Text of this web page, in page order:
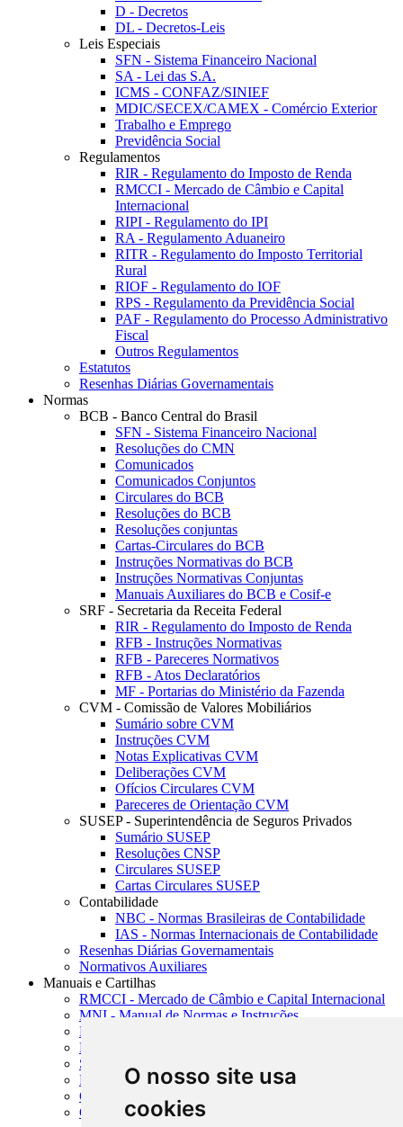
O nosso site usa
cookies
D - Decretos
DL - Decretos-Leis
Leis Especiais
SFN - Sistema Financeiro Nacional
SA - Lei das S.A.
ICMS - CONFAZ/SINIEF
MDIC/SECEX/CAMEX - Comércio Exterior
Trabalho e Emprego
Previdência Social
Regulamentos
RIR - Regulamento do Imposto de Renda
RMCCI - Mercado de Câmbio e Capital
Internacional
RIPI - Regulamento do IPI
RA - Regulamento Aduaneiro
RITR - Regulamento do Imposto Territorial
Rural
RIOF - Regulamento do IOF
RPS - Regulamento da Previdência Social
PAF - Regulamento do Processo Administrativo
Fiscal
Outros Regulamentos
Estatutos
Resenhas Diárias Governamentais
Normas
BCB - Banco Central do Brasil
SFN - Sistema Financeiro Nacional
Resoluções do CMN
Comunicados
Comunicados Conjuntos
Circulares do BCB
Resoluções do BCB
Resoluções conjuntas
Cartas-Circulares do BCB
Instruções Normativas do BCB
Instruções Normativas Conjuntas
Manuais Auxiliares do BCB e Cosif-e
SRF - Secretaria da Receita Federal
RIR - Regulamento do Imposto de Renda
RFB - Instruções Normativas
RFB - Pareceres Normativos
RFB - Atos Declaratórios
MF - Portarias do Ministério da Fazenda
CVM - Comissão de Valores Mobiliários
Sumário sobre CVM
Instruções CVM
Notas Explicativas CVM
Deliberações CVM
Ofícios Circulares CVM
Pareceres de Orientação CVM
SUSEP - Superintendência de Seguros Privados
Sumário SUSEP
Resoluções CNSP
Circulares SUSEP
Cartas Circulares SUSEP
Contabilidade
NBC - Normas Brasileiras de Contabilidade
IAS - Normas Internacionais de Contabilidade
Resenhas Diárias Governamentais
Normativos Auxiliares
Manuais e Cartilhas
RMCCI - Mercado de Câmbio e Capital Internacional
MNI - Manual de Normas e Instruções
MTVM - Manual de Títulos e Valores Mobiliários
MCR - Manual de Crédito Rural
SISORF - Manual de Organização do SFN
MASUP - Manual de Supervisão Bancária
CADOC - Catálogo de Documentos
CNAE-CONCLA - Classificação Nacional de